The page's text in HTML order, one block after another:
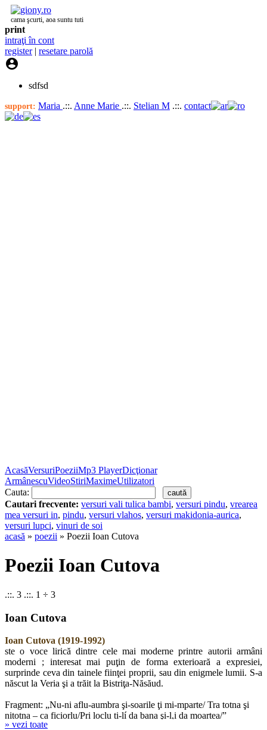
cama şcurti, aoa suntu tuti
print
intraţi în cont
register| resetare parolă

sdfsd
support: Maria .::. Anne Marie .::. Stelian M .::. contact
AcasăVersuriPoeziiMp3 PlayerDicţionar
ArmânescuVideoStiriMaximeUtilizatori
Cauta:
Cautari frecvente: versuri vali tulica bambi, versuri pindu, vrearea
mea versuri in, pindu, versuri vlahos, versuri makidonia-aurica,
versuri lupci, vinuri de soi
acasă » poezii » Poezii Ioan Cutova
Poezii Ioan Cutova
.::. 3 .::. 1 ÷ 3
Ioan Cutova
Ioan Cutova (1919-1992)
ste o voce lirică dintre cele mai moderne printre autorii armâni
moderni ; interesat mai puţin de forma exterioară a expresiei,
surprinde ceva din tainele fiinţei proprii, sau din enigmele lumii. S-a
născut la Veria şi a trăit la Bistriţa-Năsăud.
Fragment: „Nu-ni aflu-aumbra şi-soarile ţi mi-mparte/ Tra totna şi
nitotna – ca ficiorlu/Pri loclu ti-lí da bana şi-l,i da moartea/”
» vezi toate